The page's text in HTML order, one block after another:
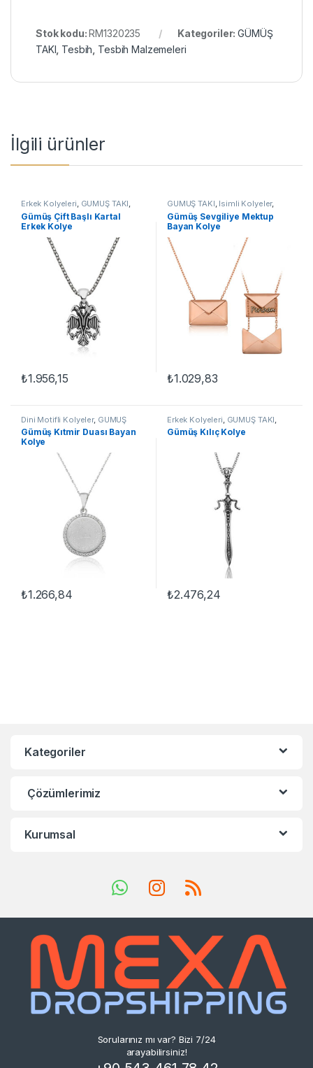
Stok kodu:RM1320235 Kategoriler:GÜMÜŞ
TAKI Tesbih Tesbih Malzemeleri
İlgili ürünler
Erkek Kolyeleri, GÜMÜŞ TAKI,
Kartal Kolyeler Kolye
Gümüş Çift Başlı Kartal
Erkek Kolye
₺1.956,15
GÜMÜŞ TAKI, İsimli Kolyeler,
Kadın Kolyeleri,Kolye
Gümüş Sevgiliye Mektup
Bayan Kolye
₺1.029,83
Dini Motifli Kolyeler, GÜMÜŞ
TAKI Kadın Kolyeleri Kıtmir
Duası Kolyeler,Kolye
Gümüş Kıtmir Duası Bayan
Kolye
₺1.266,84
Erkek Kolyeleri GÜMÜŞ TAKI
Kılıç Kolyeler Kolye
Gümüş Kılıç Kolye
₺2.476,24
Kategoriler
Çözümlerimiz
Kurumsal
Sorularınız mı var? Bizi 7/24
arayabilirsiniz!